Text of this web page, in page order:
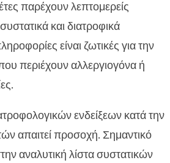
παρέχουν λεπτομερείς
και διατροφικά
είναι ζωτικές για την
περιέχουν αλλεργιογόνα ή
ενδείξεων κατά την
απαιτεί προσοχή. Σημαντικό
αναλυτική λίστα συστατικών